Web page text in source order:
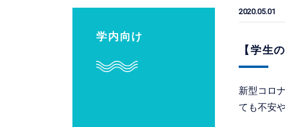
学内向け
2020.05.01
【学生
新型コロ
ても不安